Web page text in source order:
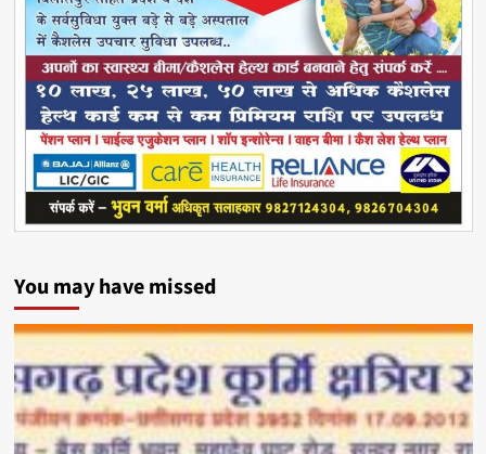
You may have missed